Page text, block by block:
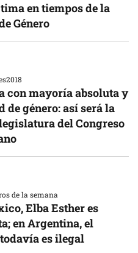
en tiempos de la
Género
con mayoría absoluta y
de género: así será la
del Congreso
de la semana
Elba Esther es
en Argentina, el
es ilegal